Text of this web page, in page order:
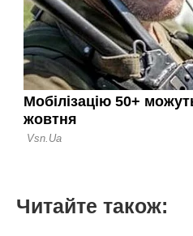
Читайте також: